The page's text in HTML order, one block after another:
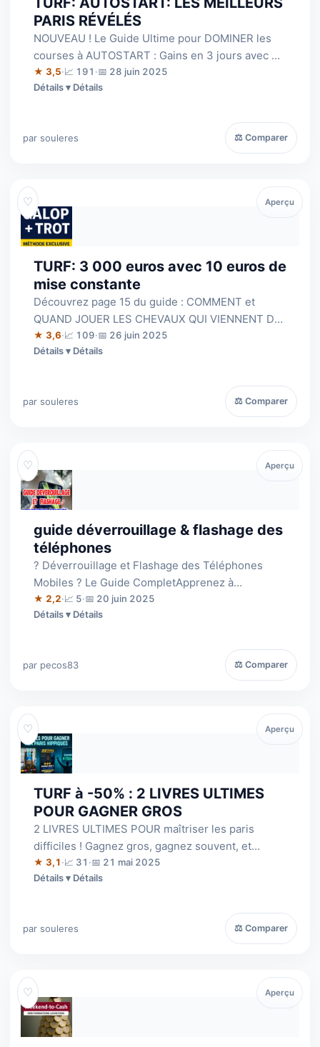
PARIS RÉVÉLÉS
NOUVEAU ! Le Guide Ultime pour DOMINER les
courses à AUTOSTART : Gains en 3 jours avec 3
euros= 102euros, 111euros, 112euros, 159…
★ 3,5·📈 191 ·📅 28 juin 2025
Détails
par souleres ⚖ Comparer
♡
TURF: 3 000 euros avec 10 euros de
mise constante
Découvrez page 15 du guide : COMMENT et
QUAND JOUER LES CHEVAUX QUI VIENNENT DE
GAGNER AU GALOP ET AU TROT pour obtenir
des bénéf…
★ 3,6·📈 109·📅 26 juin 2025
Détails
par souleres ⚖ Comparer
Aperçu
♡
guide déverrouillage & flashage des
téléphones
? Déverrouillage et Flashage des Téléphones
Mobiles ? Le Guide CompletApprenez à
déverrouiller tout type de smartphone (Android
&…
★ 2,2·📈 5·📅 20 juin 2025
Détails
par pecos83 ⚖ Comparer
Aperçu
♡
TURF à -50% : 2 LIVRES ULTIMES
POUR GAGNER GROS
2 LIVRES ULTIMES POUR maîtriser les paris
difficiles ! Gagnez gros, gagnez souvent, et
couvrez vos risques intelligemment. Prix à…
★ 3,1·📈 31 ·📅 21 mai 2025
Détails
par souleres ⚖ Comparer
Aperçu
♡ Aperçu